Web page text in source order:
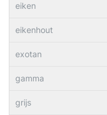
eiken
eikenhout
exotan
gamma
grijs